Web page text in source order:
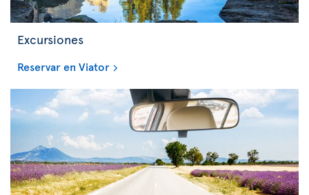
Excursiones
Reservar en Viator